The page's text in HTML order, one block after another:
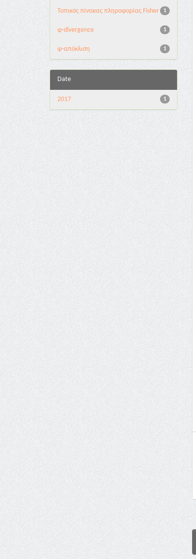
1
Τοπικός πίνακας πληροφορίας Fisher
1
φ-divergence
1
φ-απόκλιση
Date
1
2017